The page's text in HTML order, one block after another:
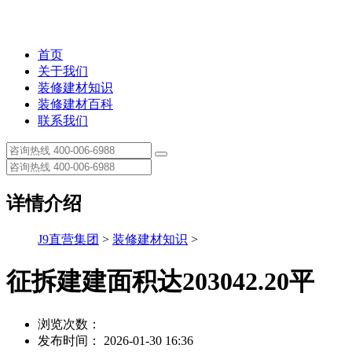
首页
关于我们
装修建材知识
装修建材百科
联系我们
详情介绍
J9直营集团 > 装修建材知识 >
征拆建建面积达203042.20平
浏览次数：
发布时间： 2026-01-30 16:36